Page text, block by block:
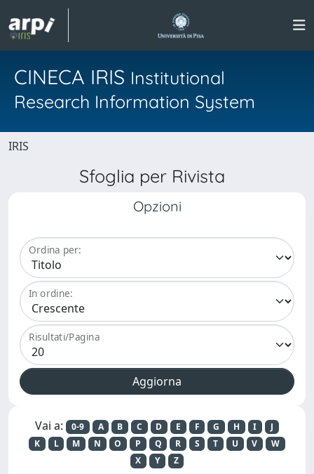
CINECA IRIS Institutional
Research Information System
IRIS
Sfoglia per Rivista
Opzioni
Ordina per:
In ordine:
Risultati/Pagina
Vai a: 0-9 A B C D E F G H I
J
K
L M N O P Q R S T U V
W
X
Y Z